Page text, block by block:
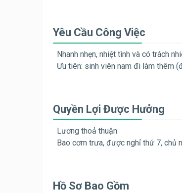
Yêu Cầu Công Việc
Nhanh nhẹn, nhiệt tình và có trách
Ưu tiên: sinh viên nam đi làm thêm
Quyền Lợi Được Hưởng
Lương thoả thuận
Bao cơm trưa, được nghỉ thứ 7, chủ
Hồ Sơ Bao Gồm